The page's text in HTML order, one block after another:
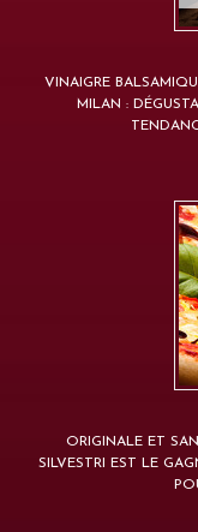
VINAIGRE
MILAN :
ORIGINALE ET
SILVESTRI EST LE